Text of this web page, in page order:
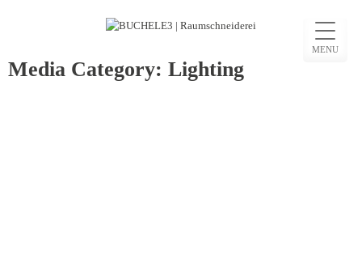
content
Media Category: Lighting
MENU